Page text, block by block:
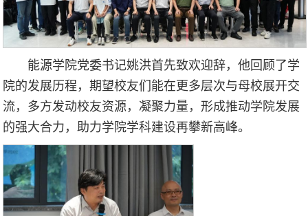
能源学院党委书记姚洪首先致欢迎辞，他回顾了学
院的发展历程，期望校友们能在更多层次与母校展开交
流，多方发动校友资源，凝聚力量，形成推动学院发展
的强大合力，助力学院学科建设再攀新高峰。